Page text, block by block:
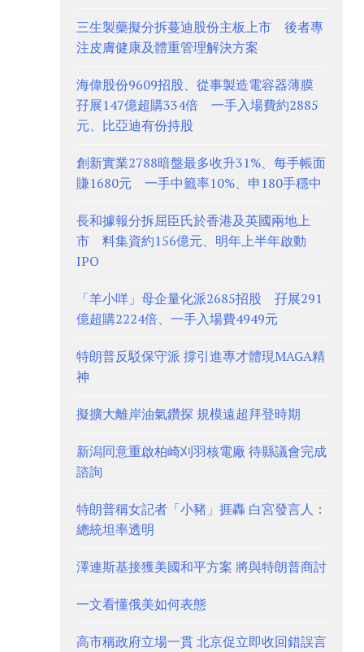
三生製藥擬分拆蔓迪股份主板上市 後者專
注皮膚健康及體重管理解決方案
海偉股份9609招股、從事製造電容器薄膜
孖展147億超購334倍 一手入場費約2885
元、比亞迪有份持股
創新實業2788暗盤最多收升31%、每手帳面
賺1680元 一手中籤率10%、申180手穩中
長和據報分拆屈臣氏於香港及英國兩地上
市 料集資約156億元、明年上半年啟動
IPO
「羊小咩」母企量化派2685招股 孖展291
億超購2224倍、一手入場費4949元
特朗普反駁保守派 撐引進專才體現MAGA精
神
擬擴大離岸油氣鑽探 規模遠超拜登時期
新潟同意重啟柏崎刈羽核電廠 待縣議會完成
諮詢
特朗普稱女記者「小豬」捱轟 白宮發言人：
總統坦率透明
澤連斯基接獲美國和平方案 將與特朗普商討
一文看懂俄美如何表態
高市稱政府立場一貫 北京促立即收回錯誤言